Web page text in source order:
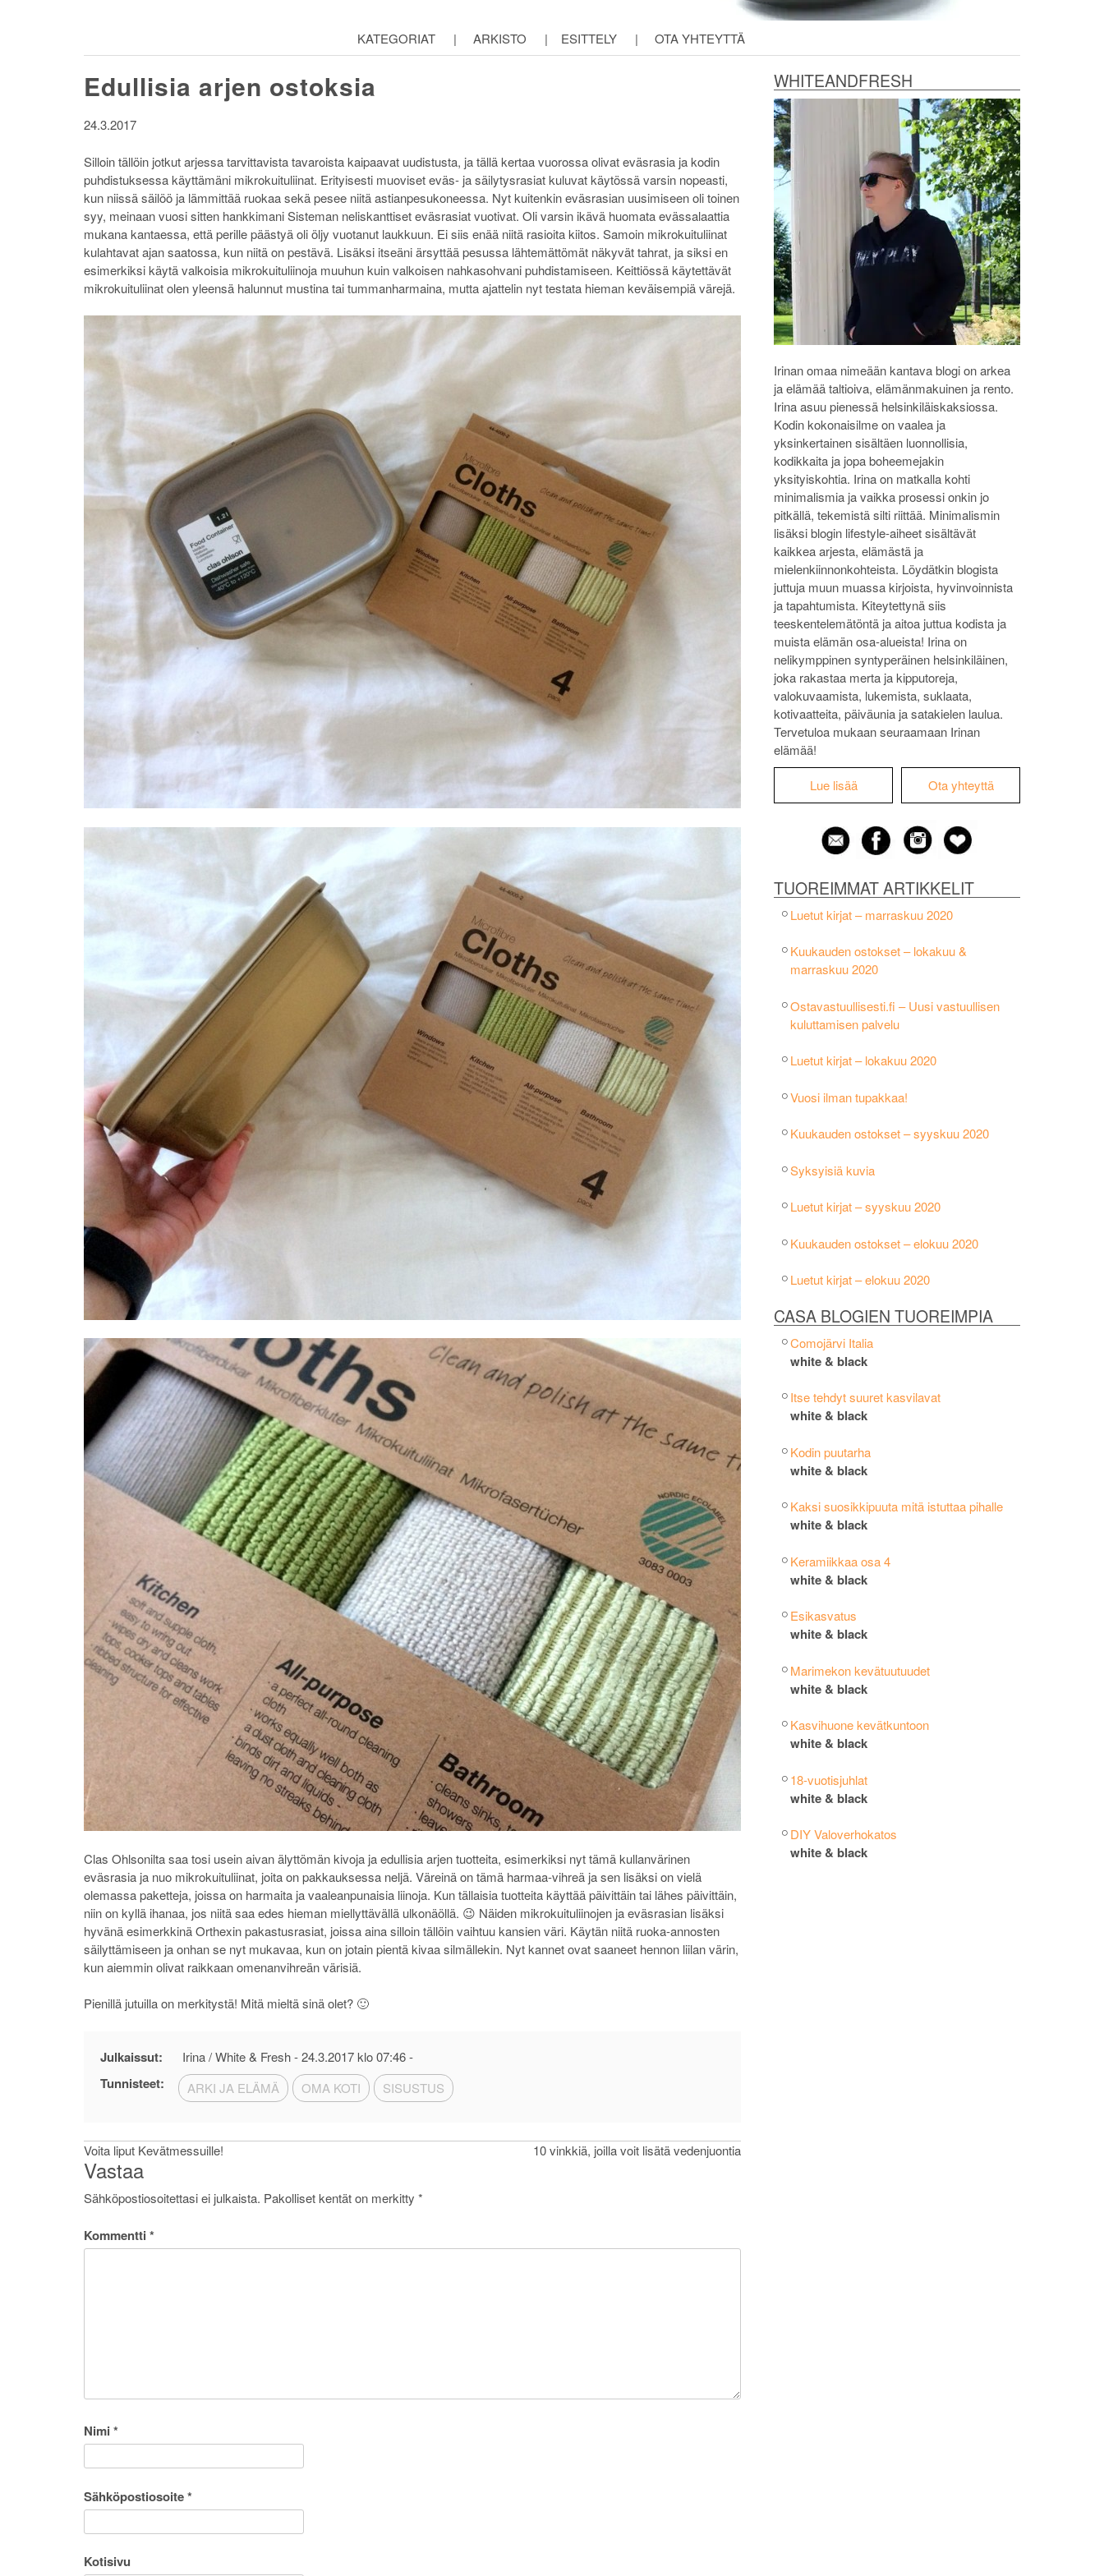
KATEGORIAT | ARKISTO | ESITTELY | OTA YHTEYTTÄ
WHITEANDFRESH
Irinan omaa nimeään kantava blogi on arkea
ja elämää taltioiva, elämänmakuinen ja rento.
Irina asuu pienessä helsinkiläiskaksiossa.
Kodin kokonaisilme on vaalea ja
yksinkertainen sisältäen luonnollisia,
kodikkaita ja jopa boheemejakin
yksityiskohtia. Irina on matkalla kohti
minimalismia ja vaikka prosessi onkin jo
pitkällä, tekemistä silti riittää. Minimalismin
lisäksi blogin lifestyle-aiheet sisältävät
kaikkea arjesta, elämästä ja
mielenkiinnonkohteista. Löydätkin blogista
juttuja muun muassa kirjoista, hyvinvoinnista
ja tapahtumista. Kiteytettynä siis
teeskentelemätöntä ja aitoa juttua kodista ja
muista elämän osa-alueista! Irina on
nelikymppinen syntyperäinen helsinkiläinen,
joka rakastaa merta ja kipputoreja,
valokuvaamista, lukemista, suklaata,
kotivaatteita, päiväunia ja satakielen laulua.
Tervetuloa mukaan seuraamaan Irinan
elämää!
Lue lisää Ota yhteyttä
TUOREIMMAT ARTIKKELIT
Luetut kirjat – marraskuu 2020
Kuukauden ostokset – lokakuu &
marraskuu 2020
Ostavastuullisesti.fi – Uusi vastuullisen
kuluttamisen palvelu
Luetut kirjat – lokakuu 2020
Vuosi ilman tupakkaa!
Kuukauden ostokset – syyskuu 2020
Syksyisiä kuvia
Luetut kirjat – syyskuu 2020
Kuukauden ostokset – elokuu 2020
Luetut kirjat – elokuu 2020
CASA BLOGIEN TUOREIMPIA
Comojärvi Italia
white & black
Itse tehdyt suuret kasvilavat
white & black
Kodin puutarha
white & black
Kaksi suosikkipuuta mitä istuttaa pihalle
white & black
Keramiikkaa osa 4
white & black
Esikasvatus
white & black
Marimekon kevätuutuudet
white & black
Kasvihuone kevätkuntoon
white & black
18-vuotisjuhlat
white & black
DIY Valoverhokatos
white & black
Edullisia arjen ostoksia
24.3.2017
Silloin tällöin jotkut arjessa tarvittavista tavaroista kaipaavat uudistusta, ja tällä kertaa vuorossa olivat eväsrasia ja kodin
puhdistuksessa käyttämäni mikrokuituliinat. Erityisesti muoviset eväs- ja säilytysrasiat kuluvat käytössä varsin nopeasti,
kun niissä säilöö ja lämmittää ruokaa sekä pesee niitä astianpesukoneessa. Nyt kuitenkin eväsrasian uusimiseen oli toinen
syy, meinaan vuosi sitten hankkimani Sisteman neliskanttiset eväsrasiat vuotivat. Oli varsin ikävä huomata evässalaattia
mukana kantaessa, että perille päästyä oli öljy vuotanut laukkuun. Ei siis enää niitä rasioita kiitos. Samoin mikrokuituliinat
kulahtavat ajan saatossa, kun niitä on pestävä. Lisäksi itseäni ärsyttää pesussa lähtemättömät näkyvät tahrat, ja siksi en
esimerkiksi käytä valkoisia mikrokuituliinoja muuhun kuin valkoisen nahkasohvani puhdistamiseen. Keittiössä käytettävät
mikrokuituliinat olen yleensä halunnut mustina tai tummanharmaina, mutta ajattelin nyt testata hieman keväisempiä värejä.
Clas Ohlsonilta saa tosi usein aivan älyttömän kivoja ja edullisia arjen tuotteita, esimerkiksi nyt tämä kullanvärinen
eväsrasia ja nuo mikrokuituliinat, joita on pakkauksessa neljä. Väreinä on tämä harmaa-vihreä ja sen lisäksi on vielä
olemassa paketteja, joissa on harmaita ja vaaleanpunaisia liinoja. Kun tällaisia tuotteita käyttää päivittäin tai lähes päivittäin,
niin on kyllä ihanaa, jos niitä saa edes hieman miellyttävällä ulkonäöllä. 😉 Näiden mikrokuituliinojen ja eväsrasian lisäksi
hyvänä esimerkkinä Orthexin pakastusrasiat, joissa aina silloin tällöin vaihtuu kansien väri. Käytän niitä ruoka-annosten
säilyttämiseen ja onhan se nyt mukavaa, kun on jotain pientä kivaa silmällekin. Nyt kannet ovat saaneet hennon liilan värin,
kun aiemmin olivat raikkaan omenanvihreän värisiä.
Pienillä jutuilla on merkitystä! Mitä mieltä sinä olet? 🙂
Julkaissut: Irina / White & Fresh -24.3.2017 klo 07:46-
Tunnisteet: ARKI JA ELÄMÄ OMA KOTI SISUSTUS
Artikkelien
selaus
Voita liput Kevätmessuille! 10 vinkkiä, joilla voit lisätä vedenjuontia
Vastaa
Sähköpostiosoitettasi ei julkaista. Pakolliset kentät on merkitty *
Kommentti *
Nimi *
Sähköpostiosoite*
Kotisivu